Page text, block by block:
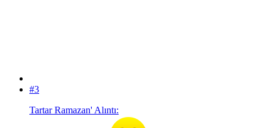
#3
Tartar Ramazan' Alıntı: